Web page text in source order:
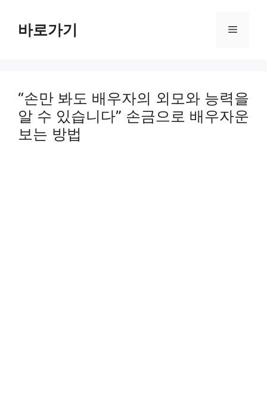
content바로가기 Menu
“손만 봐도 배우자의 외모와 능력을
알 수 있습니다” 손금으로 배우자운
보는 방법